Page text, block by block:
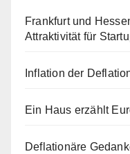
Frankfurt und
Attraktivität für
Inflation der
Ein Haus erzählt
Deflationäre